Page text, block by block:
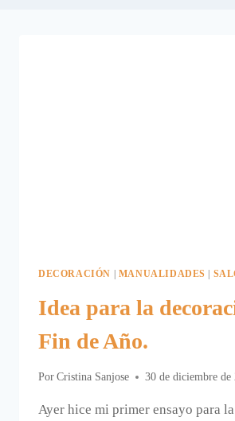
DECORACIÓN | MANUALIDADES |
Idea para la
Fin de Año.
Por Cristina Sanjose 30 de diciembre de
Ayer hice mi primer ensayo para